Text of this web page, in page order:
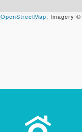
OpenStreetMap, Imagery ©